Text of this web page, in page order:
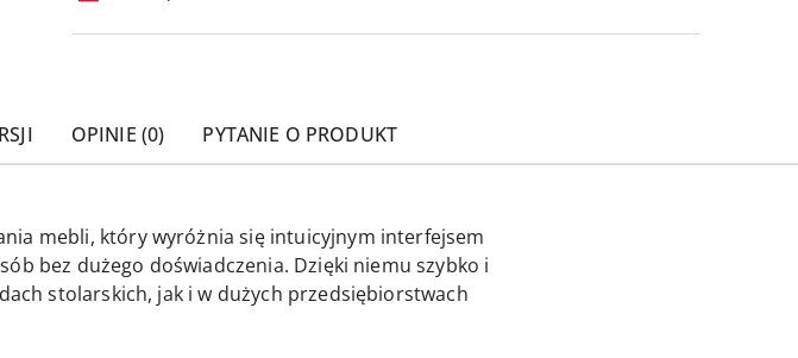
i
dostawa
OPINIE (0) PYTANIE O PRODUKT
mebli, który wyróżnia się intuicyjnym interfejsem
bez dużego doświadczenia. Dzięki niemu szybko i
stolarskich, jak i w dużych przedsiębiorstwach